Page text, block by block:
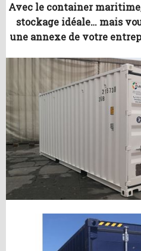
Avec le container
stockage idéale… mais
une annexe de votre